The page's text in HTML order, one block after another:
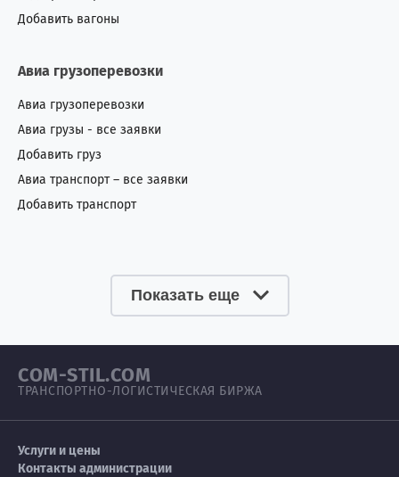
Добавить вагоны
Авиа грузоперевозки
Авиа грузоперевозки
Авиа грузы - все заявки
Добавить груз
Авиа транспорт – все заявки
Добавить транспорт
Показать еще
COM-STIL.COM
ТРАНСПОРТНО-ЛОГИСТИЧЕСКАЯ БИРЖА
Услуги и цены
Контакты администрации